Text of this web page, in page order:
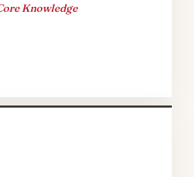
Knowledge